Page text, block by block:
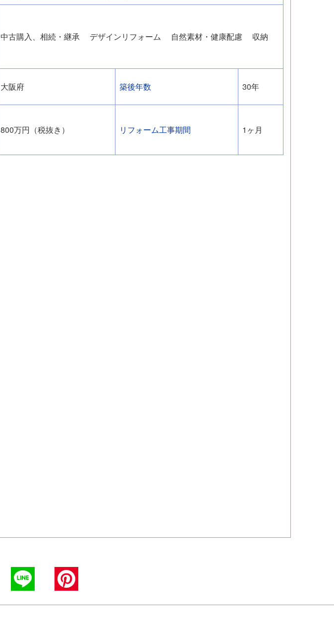
中古購入、相続・継承 デザインリフォーム 自然素材・健康配慮 収納
大阪府 築後年数 30年
800万円（税抜き） リフォーム工事期間 1ヶ月